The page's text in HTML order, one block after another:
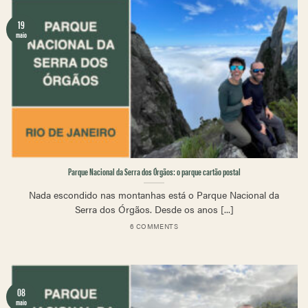
Parque Nacional da Serra dos Órgãos: o parque cartão postal
Nada escondido nas montanhas está o Parque Nacional da
Serra dos Órgãos. Desde os anos [...]
6 COMMENTS
19
maio
08
maio